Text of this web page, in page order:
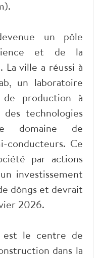
un pôle
et de la
La ville a réussi à
un laboratoire
production à
technologies
domaine de
conducteurs. Ce
par actions
investissement
dôngs et devrait
2026.
est le centre de
dans la